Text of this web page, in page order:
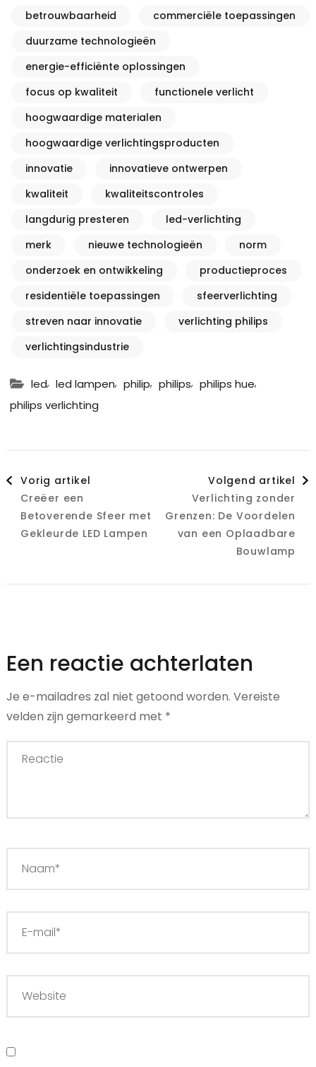
betrouwbaarheid
commerciële toepassingen
duurzame technologieën
energie-efficiënte oplossingen
focus op kwaliteit
functionele verlicht
hoogwaardige materialen
hoogwaardige verlichtingsproducten
innovatie
innovatieve ontwerpen
kwaliteit
kwaliteitscontroles
langdurig presteren
led-verlichting
merk
nieuwe technologieën
norm
onderzoek en ontwikkeling
productieproces
residentiële toepassingen
sfeerverlichting
streven naar innovatie
verlichting philips
verlichtingsindustrie
led, led lampen, philip, philips, philips hue,
philips verlichting
Berichtnavigatie
Vorig artikel
Creëer een
Betoverende Sfeer met
Gekleurde LED Lampen
Volgend artikel
Verlichting zonder
Grenzen: De Voordelen
van een Oplaadbare
Bouwlamp
Een reactie achterlaten
Je e-mailadres zal niet getoond worden. Vereiste
velden zijn gemarkeerd met *